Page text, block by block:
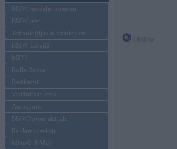
BMW modeļu jaunumi
BMW testi
Tehnoloģijas & sasniegumi
BMW Latvijā
MINI
Rolls-Royce
Pasākumi
Vadāmības tests
Autosports
BMWPower aktuāli
Reklāmas raksti
Mēneša BMW